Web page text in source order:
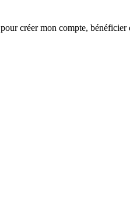
pour créer mon compte, bénéficier